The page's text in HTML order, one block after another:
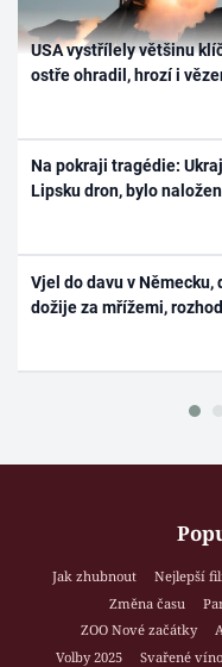
USA vystřílely většinu
ostře ohradil, hrozí i
Na pokraji tragédie:
Lipsku dron, bylo
Vjel do davu v
dožije za mřížemi,
Jak zhubnout Nejlepší
Změna času
ZOO Nové začátky
Volby 2025
Svařené víno